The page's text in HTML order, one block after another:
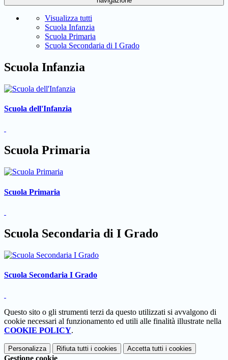
Visualizza tutti
Scuola Infanzia
Scuola Primaria
Scuola Secondaria di I Grado
Scuola Infanzia
Scuola dell'Infanzia
Scuola Primaria
Scuola Primaria
Scuola Secondaria di I Grado
Scuola Secondaria I Grado
Questo sito o gli strumenti terzi da questo utilizzati si avvalgono di
cookie necessari al funzionamento ed utili alle finalità illustrate nella
COOKIE POLICY.
Personalizza Rifiuta tutti i cookies Accetta tutti i cookies